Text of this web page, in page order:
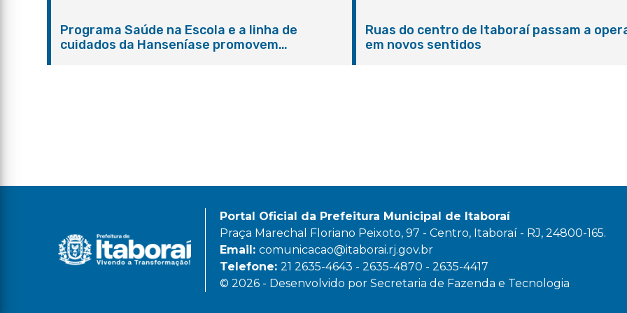
Programa Saúde na Escola e a linha de
cuidados da Hanseníase promovem
Ruas do centro de Itaboraí passam a
em novos sentidos
Portal Oficial da Prefeitura Municipal de Itaboraí
Praça Marechal Floriano Peixoto, 97 - Centro, Itaboraí - RJ, 24800-165.
Email:comunicacao@itaborai.rj.gov.br
Telefone:21 2635-4643 - 2635-4870 - 2635-4417
© 2026 - Desenvolvido por Secretaria de Fazenda e Tecnologia